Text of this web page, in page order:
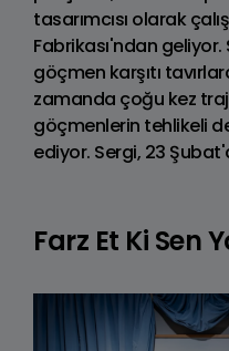
tasarımcısı olarak
Fabrikası'ndan
göçmen karşıtı
zamanda çoğu kez
göçmenlerin tehlikeli
ediyor. Sergi, 23
Farz Et Ki Sen